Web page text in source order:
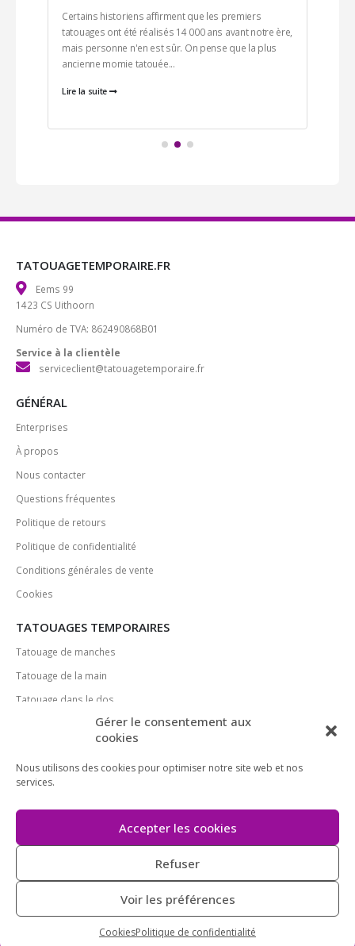
Gérer le consentement aux
cookies
Nous utilisons des cookies pour optimiser notre site web et nos
services.
Accepter les cookies
Refuser
Voir les préférences
CookiesPolitique de confidentialité
Certains historiens affirment que les premiers
tatouages ont été réalisés 14 000 ans avant notre ère,
mais personne n'en est sûr. On pense que la plus
ancienne momie tatouée...
Lire la suite
TATOUAGETEMPORAIRE.FR
Eems 99
1423 CS Uithoorn
Numéro de TVA: 862490868B01
Service à la clientèle
serviceclient@tatouagetemporaire.fr
GÉNÉRAL
Enterprises
À propos
Nous contacter
Questions fréquentes
Politique de retours
Politique de confidentialité
Conditions générales de vente
Cookies
TATOUAGES TEMPORAIRES
Tatouage de manches
Tatouage de la main
Tatouage dans le dos
Tatouage de poitrine
MÉTHODES DE PAIEMENT
Tatouagetemporaire.fr © 2022 Tous droits réservés